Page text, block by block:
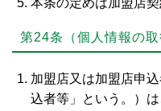
本条の定めは加盟店
第24条（個人情報の
加盟店又は加盟店申
込者等」という。）